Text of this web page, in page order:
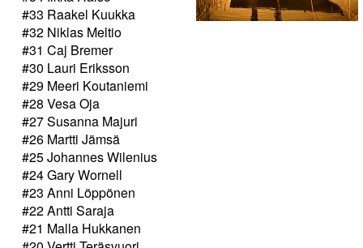
#33 Raakel Kuukka
#32 Niklas Meltio
#31 Caj Bremer
#30 Lauri Eriksson
#29 Meeri Koutaniemi
#28 Vesa Oja
#27 Susanna Majuri
#26 Martti Jämsä
#25 Johannes Wilenius
#24 Gary Wornell
#23 Anni Löppönen
#22 Antti Saraja
#21 Malla Hukkanen